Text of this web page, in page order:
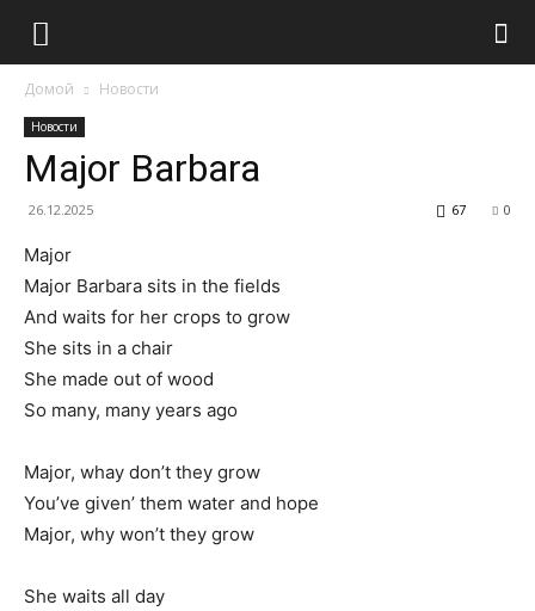
Домой Новости
Новости
Major Barbara
26.12.2025 0
67
Major
Major Barbara sits in the fields
And waits for her crops to grow
She sits in a chair
She made out of wood
So many, many years ago
Major, whay don’t they grow
You’ve given’ them water and hope
Major, why won’t they grow
She waits all day